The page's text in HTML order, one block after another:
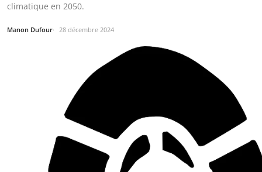
climatique en 2050.
Manon Dufour 28 décembre 2024